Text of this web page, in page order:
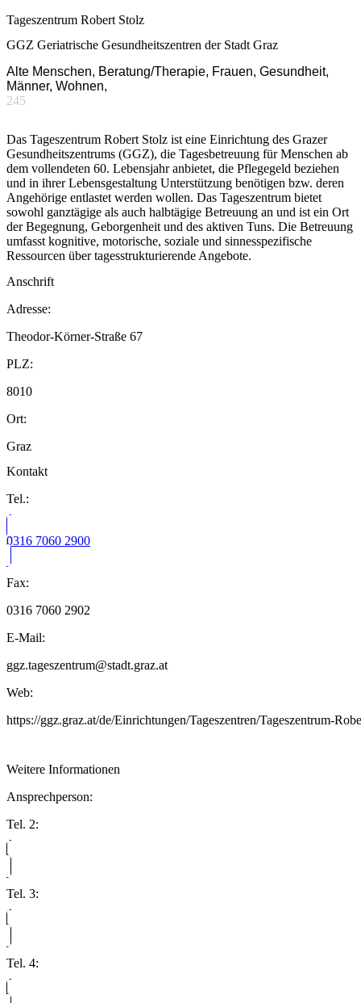
Tageszentrum Robert Stolz
GGZ Geriatrische Gesundheitszentren der Stadt Graz
Alte Menschen, Beratung/Therapie, Frauen, Gesundheit,
Männer, Wohnen,
245
Das Tageszentrum Robert Stolz ist eine Einrichtung des Grazer
Gesundheitszentrums (GGZ), die Tagesbetreuung für Menschen ab
dem vollendeten 60. Lebensjahr anbietet, die Pflegegeld beziehen
und in ihrer Lebensgestaltung Unterstützung benötigen bzw. deren
Angehörige entlastet werden wollen. Das Tageszentrum bietet
sowohl ganztägige als auch halbtägige Betreuung an und ist ein Ort
der Begegnung, Geborgenheit und des aktiven Tuns. Die Betreuung
umfasst kognitive, motorische, soziale und sinnesspezifische
Ressourcen über tagesstrukturierende Angebote.
Anschrift
Adresse:
Theodor-Körner-Straße 67
PLZ:
8010
Ort:
Graz
Kontakt
Tel.:
0316 7060 2900
Fax:
0316 7060 2902
E-Mail:
ggz.tageszentrum@stadt.graz.at
Web:
https://ggz.graz.at/de/Einrichtungen/Tageszentren/Tageszentrum-
Weitere Informationen
Ansprechperson:
Tel. 2:
Tel. 3:
Tel. 4: